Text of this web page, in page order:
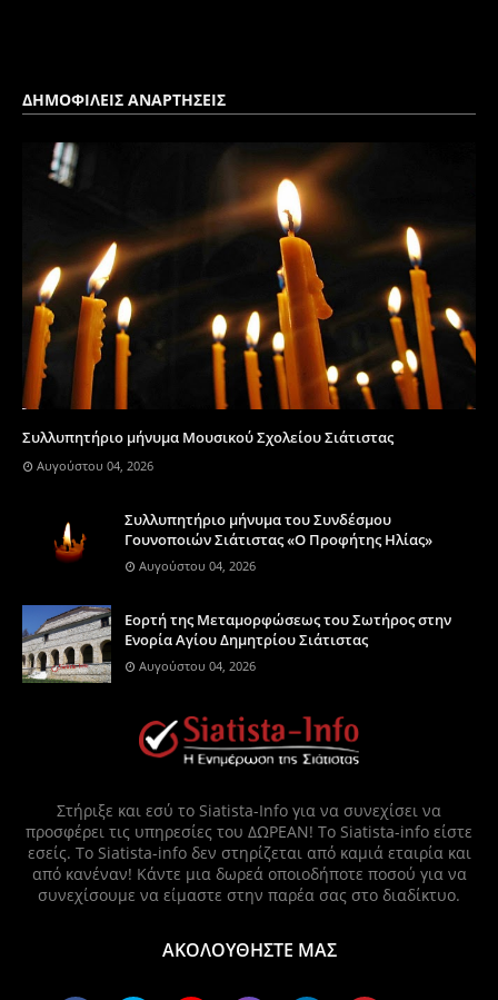
ΔΗΜΟΦΙΛΕΙΣ ΑΝΑΡΤΗΣΕΙΣ
Συλλυπητήριο μήνυμα Μουσικού Σχολείου Σιάτιστας
Αυγούστου 04, 2026
Συλλυπητήριο μήνυμα του Συνδέσμου
Γουνοποιών Σιάτιστας «Ο Προφήτης Ηλίας»
Αυγούστου 04, 2026
Eορτή της Μεταμορφώσεως του Σωτήρος στην
Ενορία Αγίου Δημητρίου Σιάτιστας
Αυγούστου 04, 2026
Στήριξε και εσύ το Siatista-Info για να συνεχίσει να
προσφέρει τις υπηρεσίες του ΔΩΡΕΑΝ! Το Siatista-info είστε
εσείς. Το Siatista-info δεν στηρίζεται από καμιά εταιρία και
από κανέναν! Κάντε μια δωρεά οποιοδήποτε ποσού για να
συνεχίσουμε να είμαστε στην παρέα σας στο διαδίκτυο.
ΑΚΟΛΟΥΘΗΣΤΕ ΜΑΣ